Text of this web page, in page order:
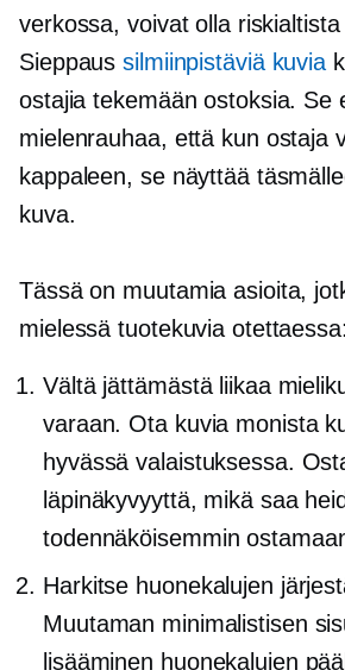
verkossa, voivat olla
Sieppaussilmiinpistäviä kuvia
ostajia tekemään ostoksia. Se
mielenrauhaa, että kun ostaja
kappaleen, se näyttää
kuva.
Tässä on muutamia asioita,
mielessä tuotekuvia otettaessa:
Vältä jättämästä liikaa
varaan. Ota kuvia monista
hyvässä valaistuksessa.
läpinäkyvyyttä, mikä saa
todennäköisemmin
Harkitse huonekalujen
Muutaman minimalistisen
lisääminen huonekalujen